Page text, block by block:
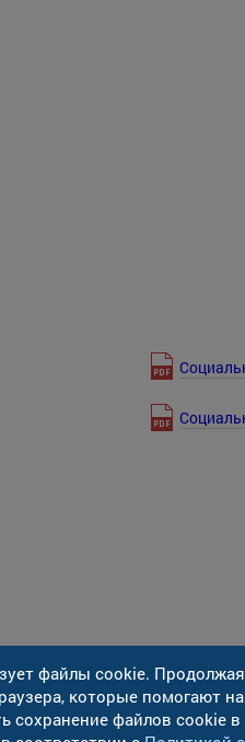
файлы cookie.
которые помогают
сохранение файлов cookie